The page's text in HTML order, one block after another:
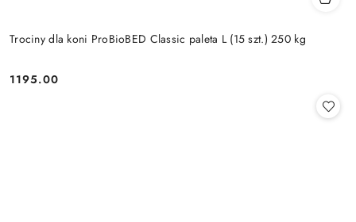
Trociny dla koni ProBioBED Classic paleta L (15 szt.) 250 kg
Cena:
1195.00